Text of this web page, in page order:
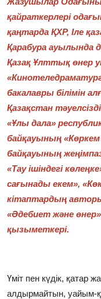
қайраткерлері
қаңтарда ҚХР, Іле
Қарабура ауылында
Қазақ Ұлттық өнер
бакалавры білімін
Қазақстан
«Ұлы дала»
байқауының
байқауының
«Тау ішіндегі
сағынады екем»,
кітаптардың
«Әдебиет және
қызыметкері.
Үміт пен күдік, қатар
алдырмайтын, уайым-